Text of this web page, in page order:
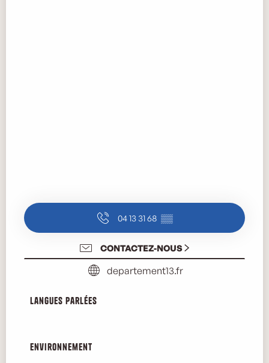
04 13 31 68 ▒▒
CONTACTEZ-NOUS
departement13.fr
Langues parlées
Langues parlées
Environnement
Environnement